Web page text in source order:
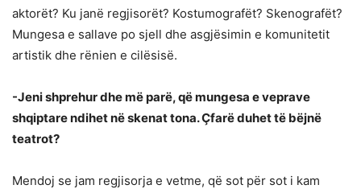
aktorët? Ku janë regjisorët? Kostumografët? Skenografët?
Mungesa e sallave po sjell dhe asgjësimin e komunitetit
artistik dhe rënien e cilësisë.
-Jeni shprehur dhe më parë, që mungesa e veprave
shqiptare ndihet në skenat tona. Çfarë duhet të bëjnë
teatrot?
Mendoj se jam regjisorja e vetme, që sot për sot i kam